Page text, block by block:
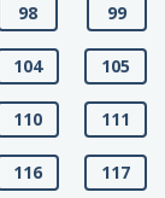
98 99
104 105
110 111
116 117